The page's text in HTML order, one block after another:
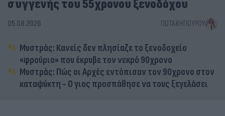
συγγενής του 55χρονου ξενοδόχου
05.08.2026 ΓΙΏΤΑ ΚΗΠΟΥΡΟΎ
Μυστράς: Κανείς δεν πλησίαζε το ξενοδοχείο
«φρούριο» που έκρυβε τον νεκρό 90χρονο
Μυστράς: Πώς οι Αρχές εντόπισαν τον 90χρονο στον
καταψύκτη - Ο γιος προσπάθησε να τους ξεγελάσει